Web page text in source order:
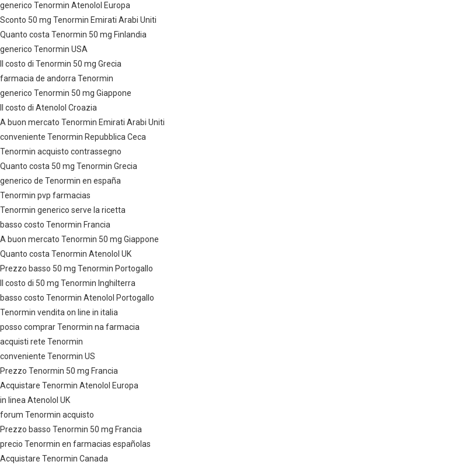
generico Tenormin Atenolol Europa
Sconto 50 mg Tenormin Emirati Arabi Uniti
Quanto costa Tenormin 50 mg Finlandia
generico Tenormin USA
Il costo di Tenormin 50 mg Grecia
farmacia de andorra Tenormin
generico Tenormin 50 mg Giappone
Il costo di Atenolol Croazia
A buon mercato Tenormin Emirati Arabi Uniti
conveniente Tenormin Repubblica Ceca
Tenormin acquisto contrassegno
Quanto costa 50 mg Tenormin Grecia
generico de Tenormin en españa
Tenormin pvp farmacias
Tenormin generico serve la ricetta
basso costo Tenormin Francia
A buon mercato Tenormin 50 mg Giappone
Quanto costa Tenormin Atenolol UK
Prezzo basso 50 mg Tenormin Portogallo
Il costo di 50 mg Tenormin Inghilterra
basso costo Tenormin Atenolol Portogallo
Tenormin vendita on line in italia
posso comprar Tenormin na farmacia
acquisti rete Tenormin
conveniente Tenormin US
Prezzo Tenormin 50 mg Francia
Acquistare Tenormin Atenolol Europa
in linea Atenolol UK
forum Tenormin acquisto
Prezzo basso Tenormin 50 mg Francia
precio Tenormin en farmacias españolas
Acquistare Tenormin Canada